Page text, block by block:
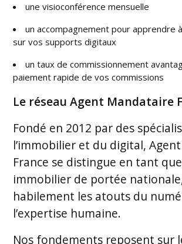
une visioconférence mensuelle
un accompagnement pour apprendre
sur vos supports digitaux
un taux de commissionnement
paiement rapide de vos commissions
Le réseau Agent Mandataire
Fondé en 2012 par des
l’immobilier et du digital,
France se distingue en tant
immobilier de portée
habilement les atouts du
l’expertise humaine.
Nos fondements reposent sur